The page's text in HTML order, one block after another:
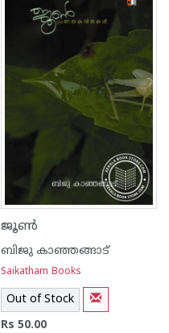
ജൂണ്‍
ബിജു കാഞ്ഞങ്ങാട്
Saikatham Books
Out of Stock
Rs 50.00